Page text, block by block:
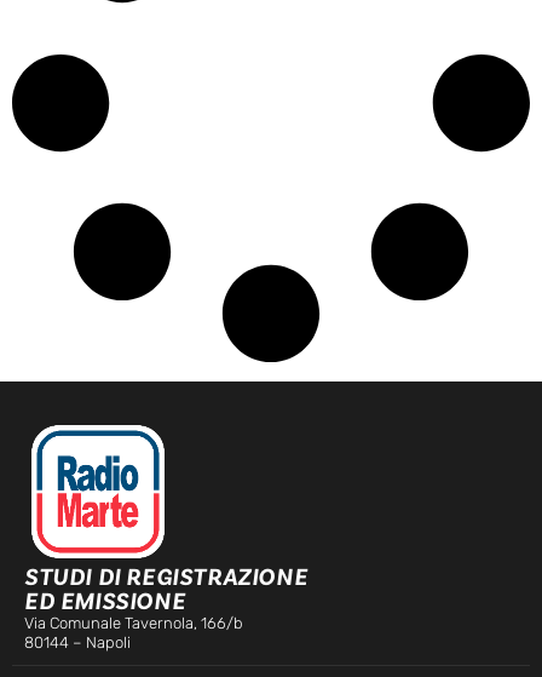
STUDI DI REGISTRAZIONE
ED EMISSIONE
Via Comunale Tavernola, 166/b
80144 – Napoli